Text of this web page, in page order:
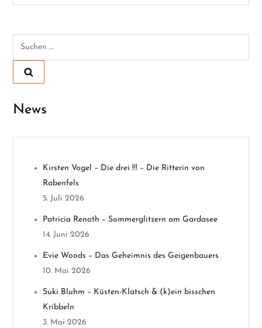
r
a
g
g
Suchen
News
Kirsten Vogel – Die drei !!! – Die Ritterin von
Rabenfels
5. Juli 2026
Patricia Renoth – Sommerglitzern am Gardasee
14. Juni 2026
Evie Woods – Das Geheimnis des Geigenbauers
10. Mai 2026
Suki Bluhm – Küsten-Klatsch & (k)ein bisschen
Kribbeln
3. Mai 2026